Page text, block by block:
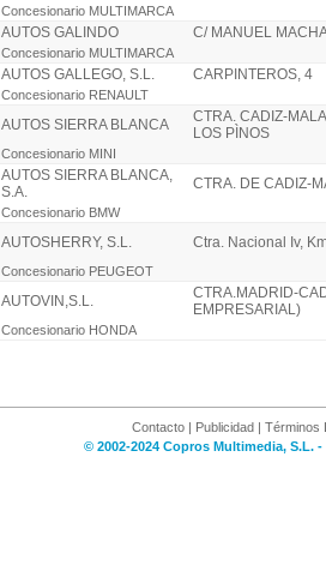
Concesionario MULTIMARCA
AUTOS GALINDO C/ MANUEL
Concesionario MULTIMARCA
AUTOS GALLEGO, S.L. CARPINTEROS, 4
Concesionario RENAULT
AUTOS SIERRA BLANCA
CTRA. CADIZ-
LOS PÌNOS
Concesionario MINI
AUTOS SIERRA BLANCA,
S.A.
CTRA. DE CADIZ-
Concesionario BMW
AUTOSHERRY, S.L. Ctra. Nacional Iv,
Concesionario PEUGEOT
AUTOVIN,S.L.
CTRA.MADRID-
EMPRESARIAL)
Concesionario HONDA
Contacto | Publicidad | Términos
© 2002-2024 Copros Multimedia, S.L.